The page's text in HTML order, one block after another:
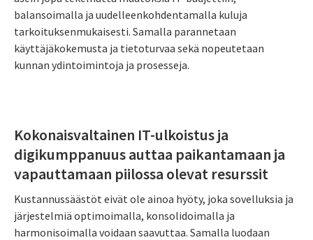
balansoimalla ja uudelleenkohdentamalla kuluja
tarkoituksenmukaisesti. Samalla parannetaan
käyttäjäkokemusta ja tietoturvaa sekä nopeutetaan
kunnan ydintoimintoja ja prosesseja.
Kokonaisvaltainen IT-ulkoistus ja
digikumppanuus auttaa paikantamaan ja
vapauttamaan piilossa olevat resurssit
Kustannussäästöt eivät ole ainoa hyöty, joka sovelluksia ja
järjestelmiä optimoimalla, konsolidoimalla ja
harmonisoimalla voidaan saavuttaa. Samalla luodaan